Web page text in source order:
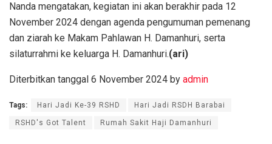
Nanda mengatakan, kegiatan ini akan berakhir pada 12
November 2024 dengan agenda pengumuman pemenang
dan ziarah ke Makam Pahlawan H. Damanhuri, serta
silaturrahmi ke keluarga H. Damanhuri.(ari)
Diterbitkan tanggal 6 November 2024 by admin
Tags: Hari Jadi Ke-39 RSHD Hari Jadi RSDH Barabai
RSHD's Got Talent Rumah Sakit Haji Damanhuri